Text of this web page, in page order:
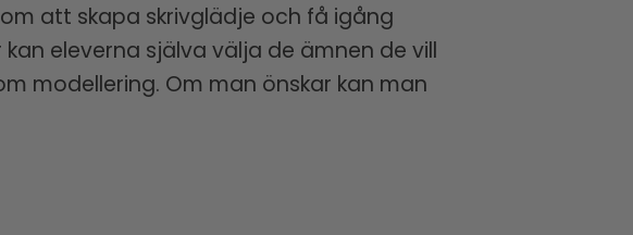
att skapa skrivglädje och få igång
eleverna själva välja de ämnen de vill
modellering. Om man önskar kan man